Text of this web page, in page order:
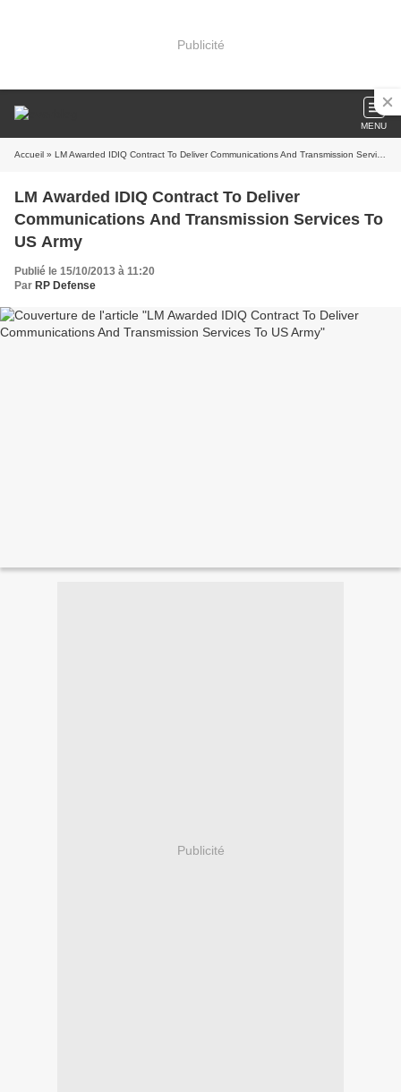
Publicité
MENU
Accueil » LM Awarded IDIQ Contract To Deliver Communications And Transmission Services To US Army
LM Awarded IDIQ Contract To Deliver
Communications And Transmission Services To
US Army
Publié le 15/10/2013 à 11:20
Par RP Defense
Publicité